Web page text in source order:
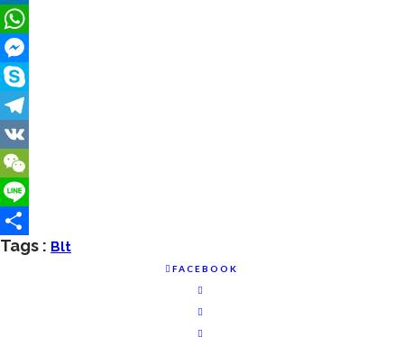
LinkedIn
WhatsApp
Messenger
Skype
Telegram
VK
WeChat
Line
Share
Tags : Blt
FACEBOOK